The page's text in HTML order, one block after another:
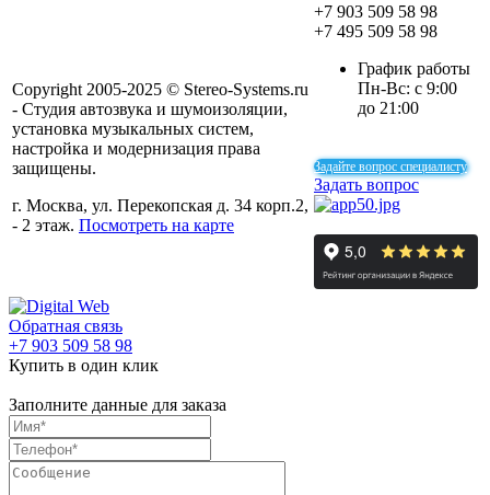
Copyright 2005-2025 © Stereo-Systems.ru
- Студия автозвука и шумоизоляции,
установка музыкальных систем,
настройка и модернизация права
защищены.
г. Москва, ул. Перекопская д. 34 корп.2,
- 2 этаж. Посмотреть на карте
+7 903 509 58 98
+7 495 509 58 98
График работы
Пн-Вс: с 9:00
до 21:00
Задайте вопрос специалисту
Задать вопрос
Обратная связь
+7 903 509 58 98
Купить в один клик
Заполните данные для заказа